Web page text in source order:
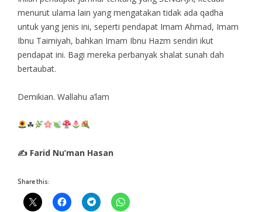
menurut ulama lain yang mengatakan tidak ada qadha
untuk yang jenis ini, seperti pendapat Imam Ahmad, Imam
Ibnu Taimiyah, bahkan Imam Ibnu Hazm sendiri ikut
pendapat ini. Bagi mereka perbanyak shalat sunah dah
bertaubat.
Demikian. Wallahu a’lam
☘
✍ Farid Nu’man Hasan
Share this: